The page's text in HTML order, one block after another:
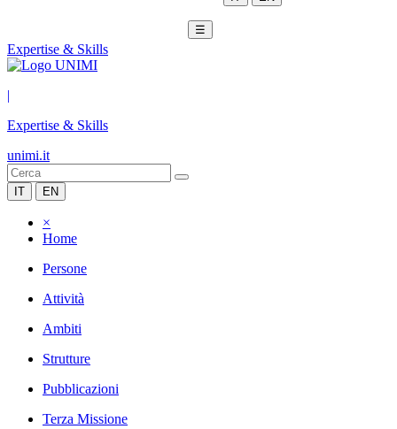
☰
Expertise & Skills
|
Expertise & Skills
unimi.it
IT EN
×
Home
Persone
Attività
Ambiti
Strutture
Pubblicazioni
Terza Missione